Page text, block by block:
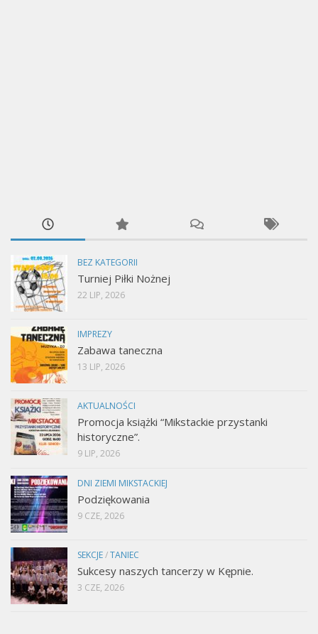
BEZ KATEGORII
Turniej Piłki Nożnej
22 LIP, 2026
IMPREZY
Zabawa taneczna
13 LIP, 2026
AKTUALNOŚCI
Promocja książki “Mikstackie przystanki
historyczne”.
9 LIP, 2026
DNI ZIEMI MIKSTACKIEJ
Podziękowania
9 CZE, 2026
SEKCJE/TANIEC
Sukcesy naszych tancerzy w Kępnie.
3 CZE, 2026